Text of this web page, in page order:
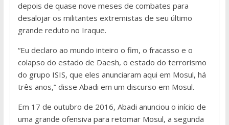
depois de quase nove meses de combates para
desalojar os militantes extremistas de seu último
grande reduto no Iraque.
“Eu declaro ao mundo inteiro o fim, o fracasso e o
colapso do estado de Daesh, o estado do terrorismo
do grupo ISIS, que eles anunciaram aqui em Mosul, há
três anos,” disse Abadi em um discurso em Mosul.
Em 17 de outubro de 2016, Abadi anunciou o início de
uma grande ofensiva para retomar Mosul, a segunda